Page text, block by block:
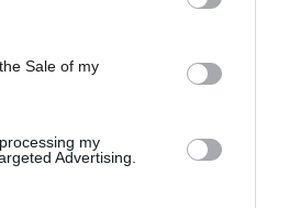
and its third-party tags to
purposes in below Google
Sale of my
my
Advertising.